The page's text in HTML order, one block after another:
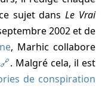
sujet dansLe Vrai
2002 et de
, Marhic collabore
. Malgré cela, il est
de conspiration